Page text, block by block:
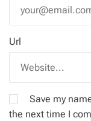
Url
Save my
the next time I